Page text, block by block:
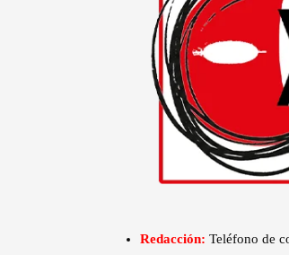
Redacción: Teléfono de